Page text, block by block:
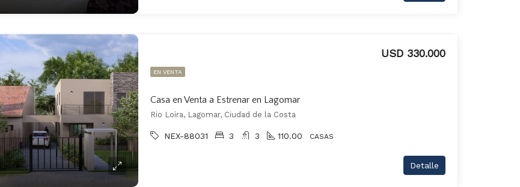
EN VENTA
Casa en Venta a Estrenar en Lagomar
USD 330.000
Rio Loira, Lagomar, Ciudad de la Costa
NEX-88031 3 3 110.00 CASAS
Detalle